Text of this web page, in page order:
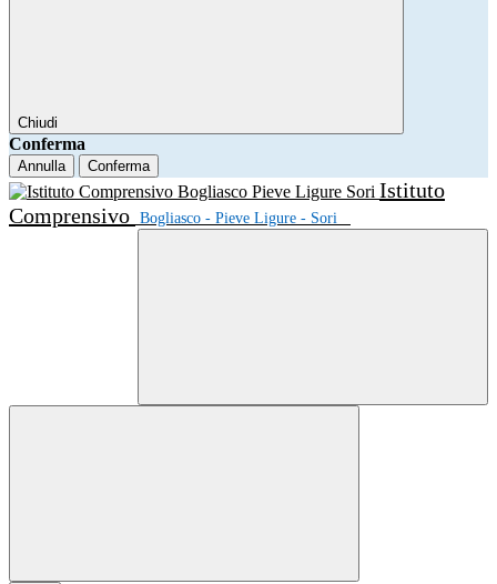
Chiudi
Conferma
Annulla Conferma
Istituto
Comprensivo Bogliasco - Pieve Ligure - Sori